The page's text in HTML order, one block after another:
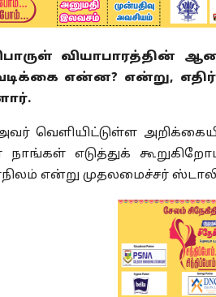
வியாபாரத்தின்
என்ன? என்று,
அவர் வெளியிட்டுள்ள
எடுத்துக்
என்று முதலமைச்சர்